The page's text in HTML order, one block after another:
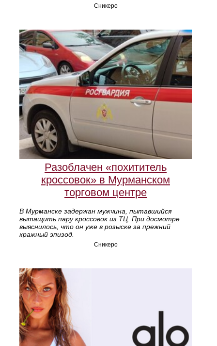
Сникеро
Разоблачен «похититель
кроссовок» в Мурманском
торговом центре
В Мурманске задержан мужчина, пытавшийся
вытащить пару кроссовок из ТЦ. При досмотре
выяснилось, что он уже в розыске за прежний
кражный эпизод.
Сникеро